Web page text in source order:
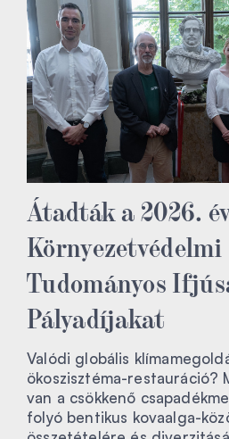
Átadták a 2026.
Környezetvédelmi
Tudományos
Pályadíjakat
Valódi globális
ökoszisztéma-restauráció?
van a csökkenő
folyó bentikus kovaalga-